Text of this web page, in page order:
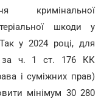
кримінальної
шкоди у
у 2024 році, для
за ч. 1 ст. 176 КК
і суміжних прав)
мінімум 30 280